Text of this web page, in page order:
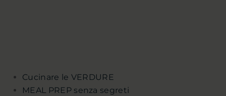
Cucinare le VERDURE
MEAL PREP senza segreti